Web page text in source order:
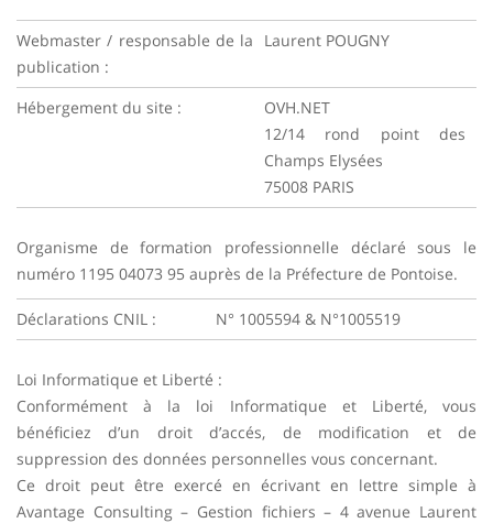
Webmaster / responsable de la
publication :
Laurent POUGNY
Hébergement du site :
OVH.NET
12/14 rond point des
Champs Elysées
75008 PARIS
Organisme de formation professionnelle déclaré sous le
numéro 1195 04073 95 auprès de la Préfecture de Pontoise.
Déclarations CNIL : N° 1005594 & N°1005519
Loi Informatique et Liberté :
Conformément à la loi Informatique et Liberté, vous
bénéficiez d’un droit d’accés, de modification et de
suppression des données personnelles vous concernant.
Ce droit peut être exercé en écrivant en lettre simple à
Avantage Consulting – Gestion fichiers – 4 avenue Laurent